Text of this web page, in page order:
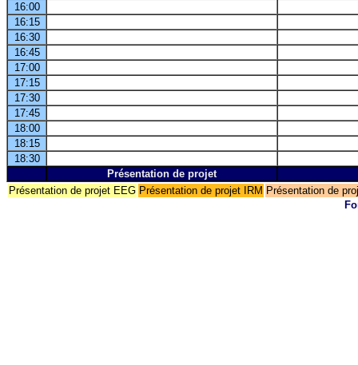
16:00
16:15
16:30
16:45
17:00
17:15
17:30
17:45
18:00
18:15
18:30
Présentation de projet
Présentation de projet EEG Présentation de projet IRM Présentation de